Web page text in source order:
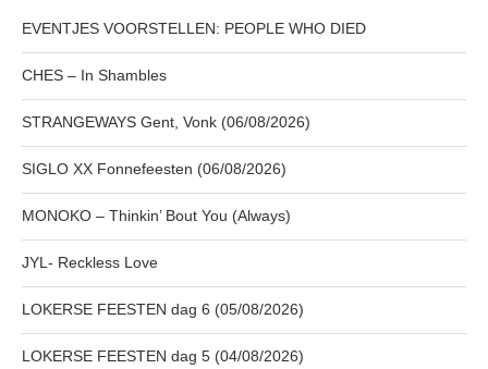
EVENTJES VOORSTELLEN: PEOPLE WHO DIED
CHES – In Shambles
STRANGEWAYS Gent, Vonk (06/08/2026)
SIGLO XX Fonnefeesten (06/08/2026)
MONOKO – Thinkin’ Bout You (Always)
JYL- Reckless Love
LOKERSE FEESTEN dag 6 (05/08/2026)
LOKERSE FEESTEN dag 5 (04/08/2026)